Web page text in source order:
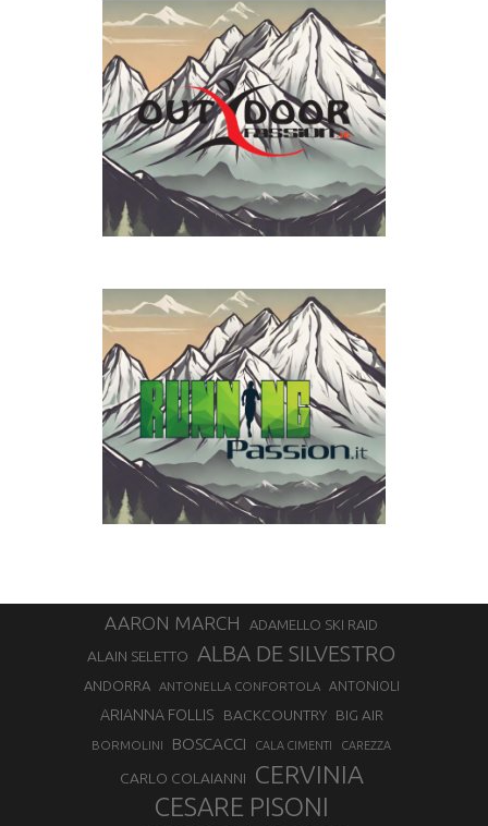
AARON MARCH ADAMELLO SKI RAID
ALAIN SELETTO ALBA DE SILVESTRO
ANDORRA ANTONELLA CONFORTOLA ANTONIOLI
ARIANNA FOLLIS BACKCOUNTRY BIG AIR
BORMOLINI BOSCACCI CALA CIMENTI CAREZZA
CARLO COLAIANNI CERVINIA
CESARE PISONI